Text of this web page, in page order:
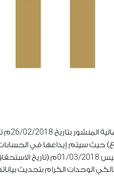
المنشور بتاريخ 26/02/2018م
حيث سيتم إيداعها في
01/03/2018م (تاريخ
الوحدات الكرام بتحديث